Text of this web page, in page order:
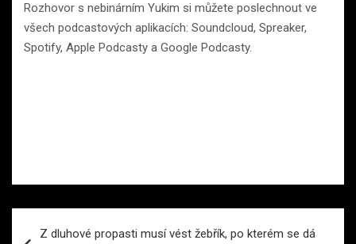
Rozhovor s nebinárním Yukim si můžete poslechnout ve
všech podcastových aplikacích: Soundcloud, Spreaker,
Spotify, Apple Podcasty a Google Podcasty.
Z dluhové propasti musí vést žebřík, po kterém se dá